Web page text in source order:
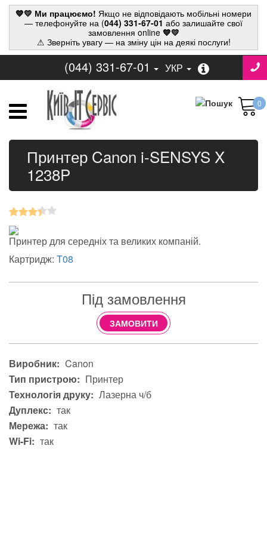
💙💛 Ми працюємо! Якщо не відповідають мобільні номери
— телефонуйте на (044) 331-67-01 або залишайте свої
замовлення online💙💛
⚠ Зверніть увагу — на зміну цін на деякі послуги!
(044) 331-67-01 УКР
0
Принтер Canon i-SENSYS X
1238P
Принтер для середніх та великих компаній.
Картридж: T08
Під замовлення
ЗАМОВИТИ
Виробник: Canon
Тип пристрою: Принтер
Технологія друку: Лазерна ч/б
Дуплекс: так
Мережа: так
Wi-Fi: так